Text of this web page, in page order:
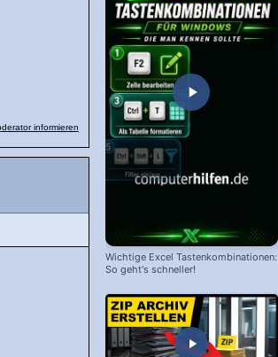
informieren
Wichtige Excel Tastenkombinationen:
So geht's schneller!